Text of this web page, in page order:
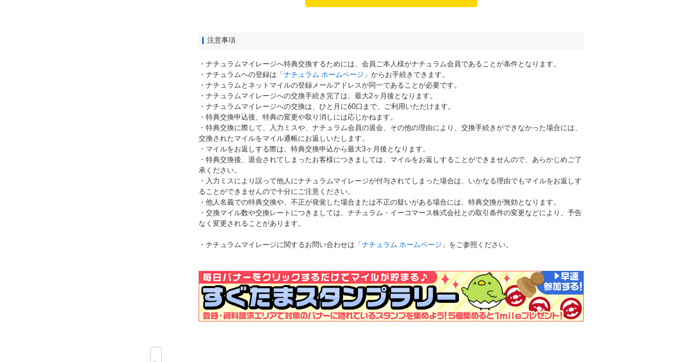
注意事項
・ナチュラムマイレージへ特典交換するためには、会員ご本人様がナチュラム会員であることが条件となります。
・ナチュラムヘの登録は「 ナチュラム ホームページ 」からお手続きできます。
・ナチュラムとネットマイルの登録メールアドレスが同一であることが必要です。
・ナチュラムマイレージへの交換手続き完了は、最大2ヶ月後となります。
・ナチュラムマイレージへの交換は、ひと月に60口まで、ご利用いただけます。
・特典交換申込後、特典の変更や取り消しには応じかねます。
・特典交換に際して、入力ミスや、ナチュラム会員の退会、その他の理由により、交換手続きができなかった場合には、
交換されたマイルをマイル通帳にお返しいたします。
・マイルをお返しする際は、特典交換申込から最大3ヶ月後となります。
・特典交換後、退会されてしまったお客様につきましては、マイルをお返しすることができませんので、あらかじめご了
承ください。
・入力ミスにより誤って他人にナチュラムマイレージが付与されてしまった場合は、いかなる理由でもマイルをお返しす
ることができませんので十分にご注意ください。
・他人名義での特典交換や、不正が発覚した場合または不正の疑いがある場合には、特典交換が無効となります。
・交換マイル数や交換レートにつきましては、ナチュラム・イーコマース株式会社との取引条件の変更などにより、予告
なく変更されることがあります。
・ナチュラムマイレージに関するお問い合わせは「 ナチュラム ホームページ 」をご参照ください。